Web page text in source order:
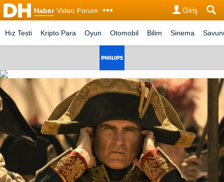
Haber Video Forum Giriş
Hız Testi Kripto Para Oyun Otomobil Bilim Sinema